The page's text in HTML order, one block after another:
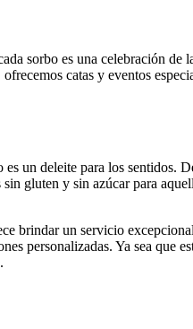
sorbo es una celebración
catas y eventos
es un deleite para los sentidos.
gluten y sin azúcar para
brindar un servicio
personalizadas. Ya sea que